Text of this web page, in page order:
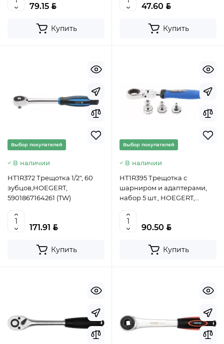
79.15 BYN
Купить
47.60 BYN
Купить
Выбор покупателей
В наличии
HT1R372 Трещотка 1/2", 60
зубцов,HOEGERT,
5901867164261 (TW)
171.91 BYN
Купить
Выбор покупателей
В наличии
HT1R395 Трещотка с
шарниром и адаптерами,
набор 5 шт., HOEGERT,
90.50 BYN
Купить